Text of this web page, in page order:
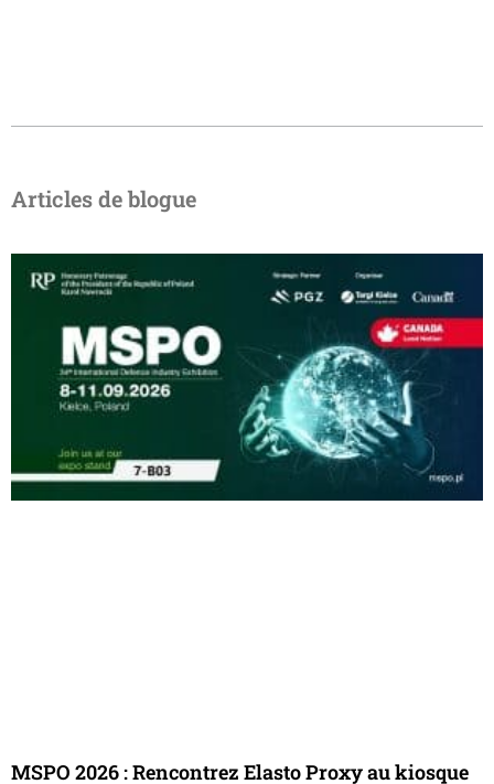
Articles de blogue
MSPO 2026 : Rencontrez Elasto Proxy au kiosque